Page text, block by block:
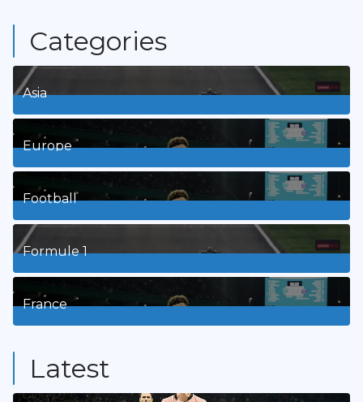
Categories
Asia
1Posts
Europe
3Posts
Football
8Posts
Formule 1
3Posts
France
Latest